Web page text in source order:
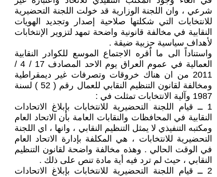
شرعي ، وان اللجنة الوزارية قد خولت اللجنة التحضيرية
للانتخابات التي شكلتها صلاحية إصدار وتجديد الهويات
النقابية في مخالفة قانونية واضحة تمهد لتزوير الإنتخابات
لأهداف سياسية حزبية ضيقة .
واستناداً الى ما اٌقره الاجتماع الموسع للكوادر النقابية
العمالية في عموم العراق يوم الاحد المصادف 17 / 4 /
2011 من ان هناك خروقات وتصرفات غير ديمقراطية
ومخالفة لقانون التنظيم النقابي للعمال رقم ( 52 ) لسنة
1987 وآلية الانتخابات تمثلت في :
1 ــ قيام اللجنة التحضيرية للانتخابات بإبلاغ الاتحادات
النقابية في المحافظات والنقابات العامة بأن الاتحاد العام
ومكتبه التنفيذي لا يمثل التنظيم النقابي ، وانها ، اي اللجنة
التحضيرية للانتخابات ، هي المكلفة بإدارة الاتحاد العام
في الوقت الحالي . وهذه مخالفة واضحة لقانون التنظيم
النقابي ، حيث لم ترد فيه أية مادة تنص على ذلك .
2 ــ قيام اللجنة التحضيرية للانتخابات بإبلاغ الاتحادات